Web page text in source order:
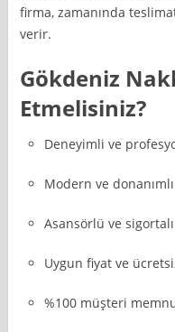
firma, zamanında
verir.
Gökdeniz
Etmelisiniz?
Deneyimli ve
Modern ve
Asansörlü ve sigortalı
Uygun fiyat ve
%100 müşteri